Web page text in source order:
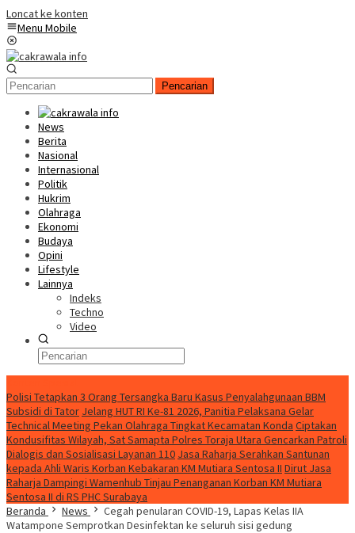
Loncat ke konten
Menu Mobile
Pencarian
News
Berita
Nasional
Internasional
Politik
Hukrim
Olahraga
Ekonomi
Budaya
Opini
Lifestyle
Lainnya
Indeks
Techno
Video
Polisi Tetapkan 3 Orang Tersangka Baru Kasus Penyalahgunaan BBM
Subsidi di Tator Jelang HUT RI Ke-81 2026, Panitia Pelaksana Gelar
Technical Meeting Pekan Olahraga Tingkat Kecamatan Konda Ciptakan
Kondusifitas Wilayah, Sat Samapta Polres Toraja Utara Gencarkan Patroli
Dialogis dan Sosialisasi Layanan 110 Jasa Raharja Serahkan Santunan
kepada Ahli Waris Korban Kebakaran KM Mutiara Sentosa II Dirut Jasa
Raharja Dampingi Wamenhub Tinjau Penanganan Korban KM Mutiara
Sentosa II di RS PHC Surabaya
Beranda
News
Cegah penularan COVID-19, Lapas Kelas IIA
Watampone Semprotkan Desinfektan ke seluruh sisi gedung